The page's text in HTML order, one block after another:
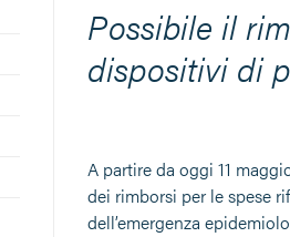
Possibile il
dispositivi di
A partire da oggi 11
dei rimborsi per le spese
dell’emergenza